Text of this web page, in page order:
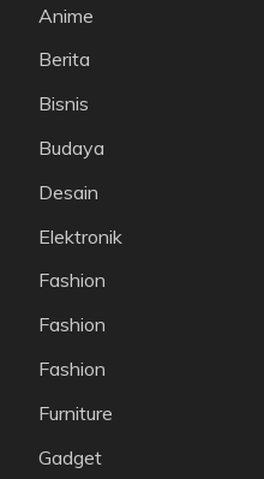
Anime
Berita
Bisnis
Budaya
Desain
Elektronik
Fashion
Fashion
Fashion
Furniture
Gadget